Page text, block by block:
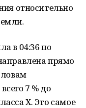
относительно
в 04:36 по
прямо
7 % до
Х. Это самое